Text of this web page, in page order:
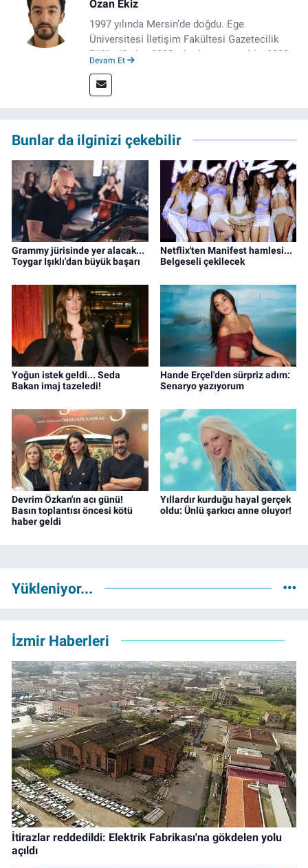
Ozan Ekiz
1997 yılında Mersin’de doğdu. Ege
Üniversitesi İletişim Fakültesi Gazetecilik
Bölümü’nden 2020 yılında mezun oldu. 2020
editörü, muhabir, rejisör olarak çalıştı.
Meslek hayatına İzmir’de başlayan gazeteci,
Devam Et
Bunlar da ilginizi çekebilir
Grammy jürisinde yer alacak...
Toygar Işıklı'dan büyük başarı
Netflix'ten Manifest hamlesi...
Belgeseli çekilecek
Yoğun istek geldi... Seda
Bakan imaj tazeledi!
Hande Erçel'den sürpriz adım:
Senaryo yazıyorum
Devrim Özkan'ın acı günü!
Basın toplantısı öncesi kötü
haber geldi
Yıllardır kurduğu hayal gerçek
oldu: Ünlü şarkıcı anne oluyor!
Yükleniyor...
İzmir Haberleri
İtirazlar reddedildi: Elektrik Fabrikası'na gökdelen yolu
açıldı